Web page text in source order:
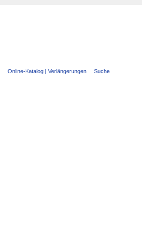
Online-Katalog | Verlängerungen Suche